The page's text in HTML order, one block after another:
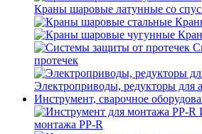
Краны шаровые латунные со
протечек
Электроприводы, редукторы для
Инструмент, сварочное
монтажа PP-R